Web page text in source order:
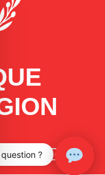
question ?